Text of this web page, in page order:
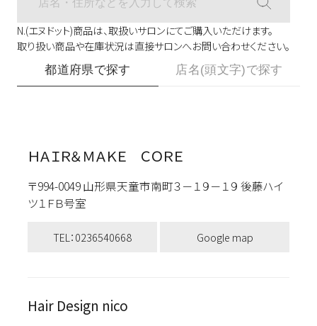
N.(エヌドット)商品は、取扱いサロンにてご購入いただけます。
取り扱い商品や在庫状況は直接サロンへお問い合わせください。
都道府県で探す 店名(頭文字)で探す
ＨＡＩＲ＆ＭＡＫＥ ＣＯＲＥ
〒994-0049 山形県天童市南町３－１９－１９ 後藤ハイ
ツ１ＦＢ号室
TEL：0236540668 Google map
Hair Design nico